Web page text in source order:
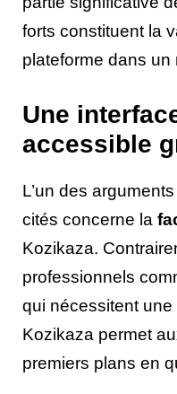
forts constituent la
plateforme dans
Une
accessible
L’un des
cités concerne la
Kozikaza.
professionnels
qui nécessitent
Kozikaza permet
premiers plans en